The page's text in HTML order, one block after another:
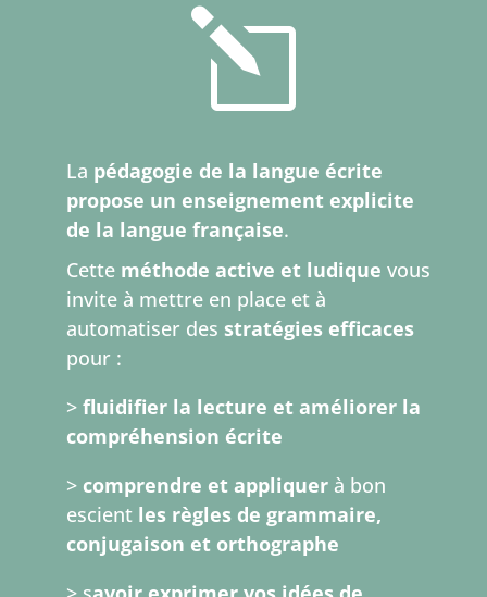
l
La pédagogie de la langue écrite
propose un enseignement explicite
de la langue française.
Cette méthode active et ludique vous
invite à mettre en place et à
automatiser des stratégies efficaces
pour :
> fluidifier la lecture et améliorer la
compréhension écrite
> comprendre et appliquerà bon
escient les règles de grammaire,
conjugaison et orthographe